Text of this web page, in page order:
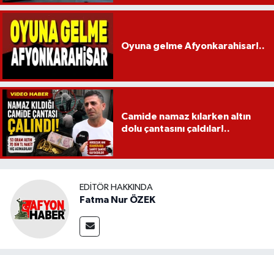
Oyuna gelme Afyonkarahisar!..
Camide namaz kılarken altın
dolu çantasını çaldılar!..
EDITÖR HAKKINDA
Fatma Nur ÖZEK